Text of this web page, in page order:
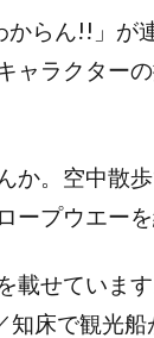
らん!!」が
ラクターの
か。空中散
プウエーを
載せています
床で観光